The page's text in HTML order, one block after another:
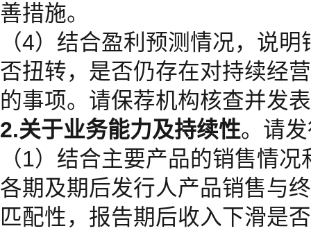
善措施。
（4）结合盈利预测情况，说
否扭转，是否仍存在对持续经
的事项。请保荐机构核查并发
2.关于业务能力及持续性。请
（1）结合主要产品的销售情
各期及期后发行人产品销售与
匹配性，报告期后收入下滑是